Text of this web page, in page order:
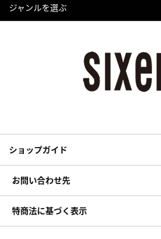
ジャンルを選ぶ
ショップガイド
お問い合わせ先
特商法に基づく表示